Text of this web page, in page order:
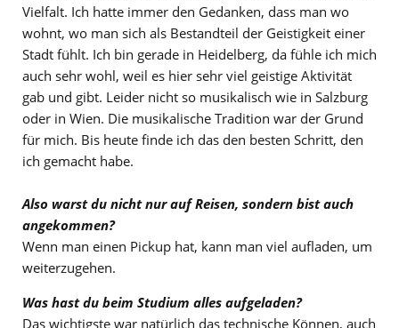
Vielfalt. Ich hatte immer den Gedanken, dass man wo
wohnt, wo man sich als Bestandteil der Geistigkeit einer
Stadt fühlt. Ich bin gerade in Heidelberg, da fühle ich mich
auch sehr wohl, weil es hier sehr viel geistige Aktivität
gab und gibt. Leider nicht so musikalisch wie in Salzburg
oder in Wien. Die musikalische Tradition war der Grund
für mich. Bis heute finde ich das den besten Schritt, den
ich gemacht habe.
Also warst du nicht nur auf Reisen, sondern bist auch
angekommen?
Wenn man einen Pickup hat, kann man viel aufladen, um
weiterzugehen.
Was hast du beim Studium alles aufgeladen?
Das wichtigste war natürlich das technische Können, auch